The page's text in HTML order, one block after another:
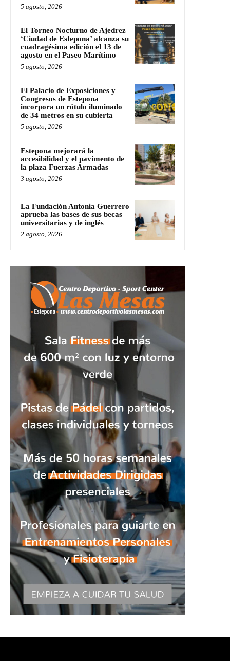
5 agosto, 2026
El Torneo Nocturno de Ajedrez
‘Ciudad de Estepona’ alcanza su
cuadragésima edición el 13 de
agosto en el Paseo Marítimo
5 agosto, 2026
El Palacio de Exposiciones y
Congresos de Estepona
incorpora un rótulo iluminado
de 34 metros en su cubierta
5 agosto, 2026
Estepona mejorará la
accesibilidad y el pavimento de
la plaza Fuerzas Armadas
3 agosto, 2026
La Fundación Antonia Guerrero
aprueba las bases de sus becas
universitarias y de inglés
2 agosto, 2026